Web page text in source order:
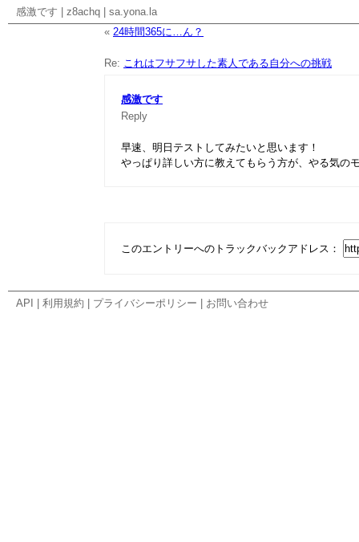
感激です z8achq
sa.yona.la
« 24時間365に…ん？
Re: これはフサフサした素人である自分への挑戦
感激です
Reply
早速、明日テストしてみたいと思います！
やっぱり詳しい方に教えてもらう方が、やる気の
このエントリーへのトラックバックアドレス：
API 利用規約 プライバシーポリシー お問い合わせ